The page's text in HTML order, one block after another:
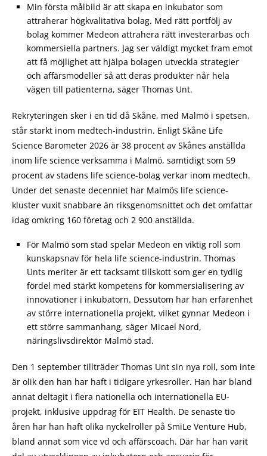
Min första målbild är att skapa en inkubator som
attraherar högkvalitativa bolag. Med rätt portfölj av
bolag kommer Medeon attrahera rätt investerarbas och
kommersiella partners. Jag ser väldigt mycket fram emot
att få möjlighet att hjälpa bolagen utveckla strategier
och affärsmodeller så att deras produkter når hela
vägen till patienterna, säger Thomas Unt.
Rekryteringen sker i en tid då Skåne, med Malmö i spetsen,
står starkt inom medtech-industrin. Enligt Skåne Life
Science Barometer 2026 är 38 procent av Skånes anställda
inom life science verksamma i Malmö, samtidigt som 59
procent av stadens life science-bolag verkar inom medtech.
Under det senaste decenniet har Malmös life science-
kluster vuxit snabbare än riksgenomsnittet och det omfattar
idag omkring 160 företag och 2 900 anställda.
För Malmö som stad spelar Medeon en viktig roll som
kunskapsnav för hela life science-industrin. Thomas
Unts meriter är ett tacksamt tillskott som ger en tydlig
fördel med stärkt kompetens för kommersialisering av
innovationer i inkubatorn. Dessutom har han erfarenhet
av större internationella projekt, vilket gynnar Medeon i
ett större sammanhang, säger Micael Nord,
näringslivsdirektör Malmö stad.
Den 1 september tillträder Thomas Unt sin nya roll, som inte
är olik den han har haft i tidigare yrkesroller. Han har bland
annat deltagit i flera nationella och internationella EU-
projekt, inklusive uppdrag för EIT Health. De senaste tio
åren har han haft olika nyckelroller på SmiLe Venture Hub,
bland annat som vice vd och affärscoach. Där har han varit